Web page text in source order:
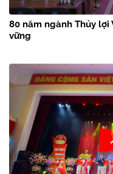
80 năm ngành Thủy
vững